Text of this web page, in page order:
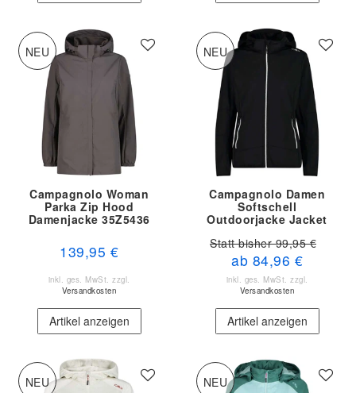
NEU
Campagnolo Woman
Parka Zip Hood
Damenjacke 35Z5436
139,95 €
inkl. ges. MwSt. zzgl.
Versandkosten
Artikel anzeigen
NEU
Campagnolo Damen
Softschell
Outdoorjacke Jacket
Zip Hood 32A0456
Statt bisher 99,95 €
ab 84,96 €
inkl. ges. MwSt. zzgl.
Versandkosten
Artikel anzeigen
NEU NEU